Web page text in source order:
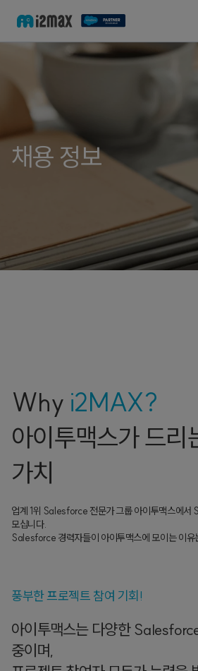
채용 정보
Why i2MAX?
아이투맥스가 드리
가치
업계 1위 Salesforce 전문가 그룹 아이투맥스에
모십니다.
Salesforce 경력자들이 아이투맥스에 모이는 이유
풍부한 프로젝트 참여 기회!
아이투맥스는 다양한
중이며,